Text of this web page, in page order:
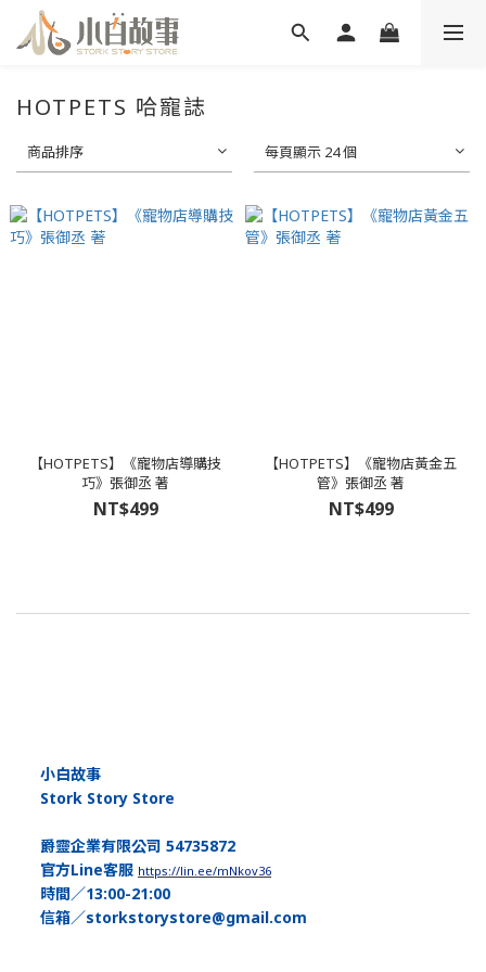
HOTPETS 哈寵誌
商品排序 每頁顯示 24 個
【HOTPETS】《寵物店導購技
巧》張御丞 著
NT$499
【HOTPETS】《寵物店黃金五
管》張御丞 著
NT$499
小白故事
Stork Story Store
爵靈企業有限公司 54735872
官方Line客服 https://lin.ee/mNkov36
時間／13:00-21:00
信箱／storkstorystore@gmail.com